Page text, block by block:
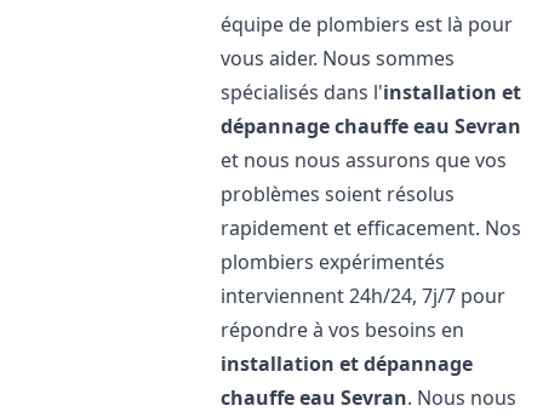
équipe de plombiers est là pour
vous aider. Nous sommes
spécialisés dans l'installation et
dépannage chauffe eau Sevran
et nous nous assurons que vos
problèmes soient résolus
rapidement et efficacement. Nos
plombiers expérimentés
interviennent 24h/24, 7j/7 pour
répondre à vos besoins en
installation et dépannage
chauffe eau Sevran. Nous nous